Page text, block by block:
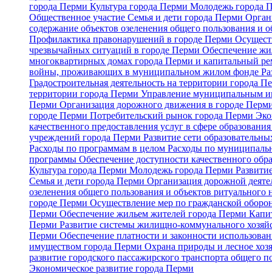
города Перми Культура города Перми Молодежь города
Общественное участие Семья и дети города Перми
содержание объектов озеленения общего пользования и
Профилактика правонарушений в городе Перми
чрезвычайных ситуаций в городе Перми Обеспечение
многоквартирных домах города Перми и капитальный
войны, проживающих в муниципальном жилом фонде
Градостроительная деятельность на территории города
территории города Перми Управление муниципальным
Перми Организация дорожного движения в городе
городе Перми Потребительский рынок города Перми
качественного предоставления услуг в сфере
учреждений города Перми Развитие сети
Расходы по программам в целом Расходы по
программы Обеспечение доступности качественного
Культура города Перми Молодежь города Перми
Семья и дети города Перми Организация дорожной
озеленения общего пользования и объектов
городе Перми Осуществление мер по гражданской
Перми Обеспечение жильем жителей города Перми
Перми Развитие системы жилищно-коммунального
Перми Обеспечение платности и законности
имуществом города Перми Охрана природы и лесное
развитие городского пассажирского транспорта общего
Экономическое развитие города Перми